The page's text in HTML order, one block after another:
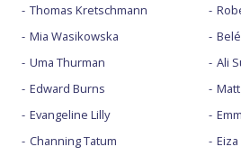
Thomas Kretschmann
Mia Wasikowska
Uma Thurman
Edward Burns
Evangeline Lilly
Channing Tatum
Ali